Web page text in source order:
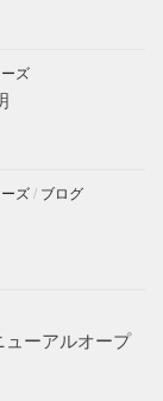
ズ
ズ / ブログ
ューアルオープ